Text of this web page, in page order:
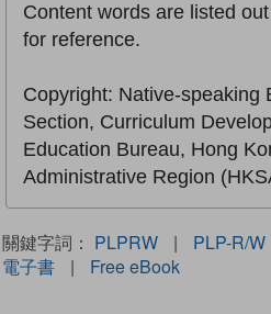
Content words are listed
for reference.
Copyright: Native-speaking
Section, Curriculum
Education Bureau, Hong
Administrative Region
關鍵字詞： PLPRW | PLP-R/W
電子書
| Free eBook